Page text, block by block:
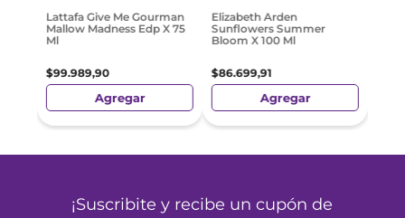
Lattafa Give Me Gourman
Mallow Madness Edp X 75
Ml
$99.989,90
Agregar
Elizabeth Arden
Sunflowers Summer
Bloom X 100 Ml
$86.699,91
Agregar
¡Suscribite y recibe un cupón de